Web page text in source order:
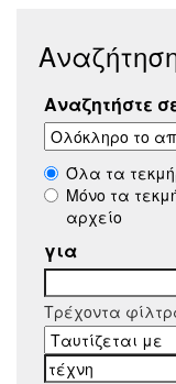
Αναζητήστε
Όλα τα
Μόνο τα
αρχείο
για
Τρέχοντα